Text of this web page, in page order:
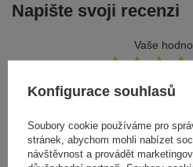
Napište svoji recenzi
Vaše
Konfigurace souhlasů
Soubory cookie používáme pro
stránek, abychom mohli nabízet
návštěvnost a provádět